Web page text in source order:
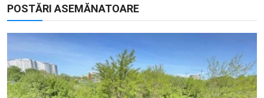
POSTĂRI ASEMĂNATOARE